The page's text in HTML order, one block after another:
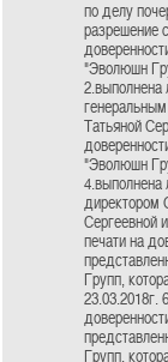
по делу
разрешение
"Эволюшн
2.выполнена
Татьяной
"Эволюшн
4.выполнена
директором
Сергеевной
печати на
Групп,
23.03.2018г.
Групп,